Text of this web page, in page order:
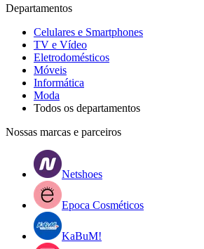
Departamentos
Celulares e Smartphones
TV e Vídeo
Eletrodomésticos
Móveis
Informática
Moda
Todos os departamentos
Nossas marcas e parceiros
Netshoes
Epoca Cosméticos
KaBuM!